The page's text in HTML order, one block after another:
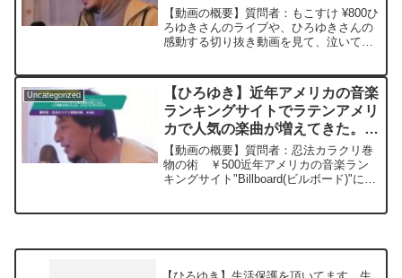
リしてなんとか毎日頑張れていま
す! ー ひろゆき切り抜き
20241107
【動画の概要】質問者：もこすけ ¥800ひ
ろゆきさんのライブや、ひろゆきさんの
感動する切り抜き動画を見て、泣いてス
いらっしゃるみなさんに感謝しています!
少ない金額...
Uncategorized
【ひろゆき】近年アメリカの音楽
ランキングサイトでラテンアメリ
カで人気の楽曲が増えてきた。こ
の現象を博之さんは、どのように
考えますか。ー ひろゆき切り抜
き 20240228
【動画の概要】質問者：忍法カラクリ巻
物の術 ￥500近年アメリカの音楽ラン
キングサイト"Billboard(ビルボード)"にて